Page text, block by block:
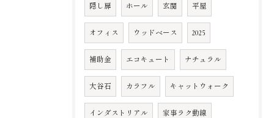
隠し扉 ホール 玄関 平屋
オフィス ウッドベース 2025
補助金 エコキュート ナチュラル
大谷石 カラフル キャットウォーク
インダストリアル 家事ラク動線